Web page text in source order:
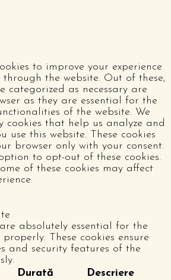
to improve your experience
the website. Out of these,
categorized as necessary are
as they are essential for the
of the website. We
cookies that help us analyze and
use this website. These cookies
browser only with your consent.
to opt-out of these cookies.
of these cookies may affect
absolutely essential for the
These cookies ensure
and security features of the
Durată Descriere